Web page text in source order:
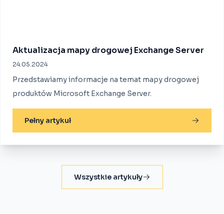
Aktualizacja mapy drogowej Exchange Server
24.05.2024
Przedstawiamy informacje na temat mapy drogowej
produktów Microsoft Exchange Server.
Pełny artykuł
Wszystkie artykuły